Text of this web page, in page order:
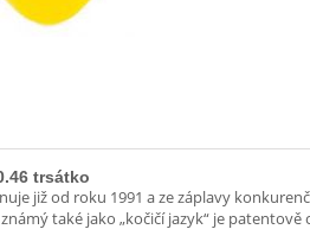
trsátko
již od roku 1991 a ze záplavy
také jako „kočičí jazyk“ je